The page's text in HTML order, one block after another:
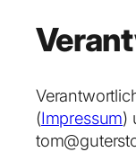
(Impressum)